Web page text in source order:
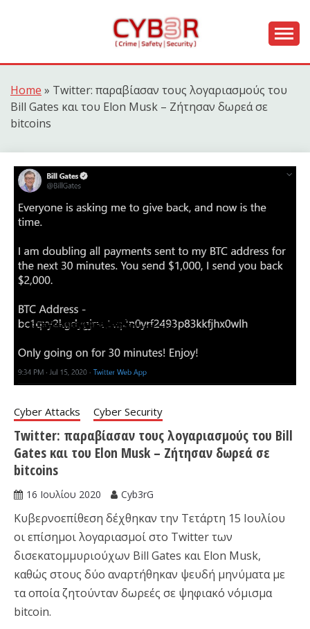
CYB3R
Home » Twitter: παραβίασαν τους λογαριασμούς του
Bill Gates και του Elon Musk – Ζήτησαν δωρεά σε
bitcoins
Cyber Attacks Cyber Security
Twitter: παραβίασαν τους λογαριασμούς του Bill
Gates και του Elon Musk – Ζήτησαν δωρεά σε
bitcoins
16 Ιουλίου 2020 Cyb3rG
Κυβερνοεπίθεση δέχθηκαν την Τετάρτη 15 Ιουλίου
οι επίσημοι λογαριασμοί στο Twitter των
δισεκατομμυριούχων Bill Gates και Elon Musk,
καθώς στους δύο αναρτήθηκαν ψευδή μηνύματα με
τα οποία ζητούνταν δωρεές σε ψηφιακό νόμισμα
bitcoin.